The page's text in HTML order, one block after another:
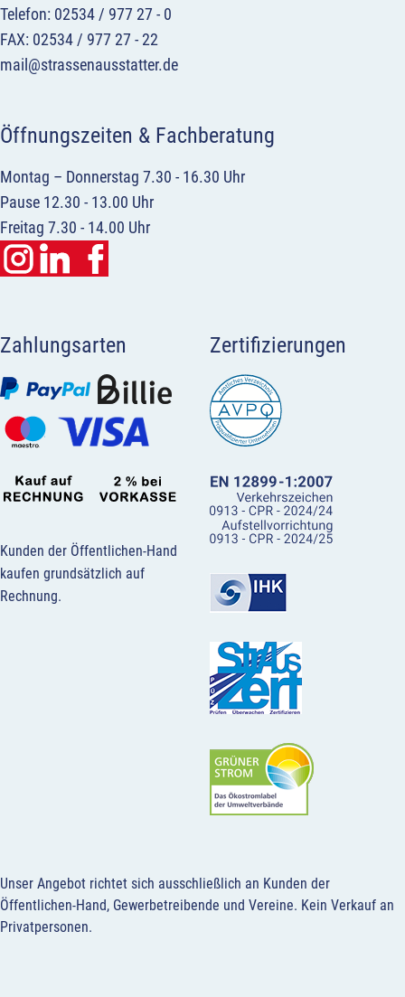
Telefon: 02534 / 977 27 - 0
FAX: 02534 / 977 27 - 22
mail@strassenausstatter.de
Öffnungszeiten & Fachberatung
Montag – Donnerstag 7.30 - 16.30 Uhr
Pause 12.30 - 13.00 Uhr
Freitag 7.30 - 14.00 Uhr
Zahlungsarten
Kunden der Öffentlichen-Hand
kaufen grundsätzlich auf
Rechnung.
Zertifizierungen
Unser Angebot richtet sich ausschließlich an Kunden der
Öffentlichen-Hand, Gewerbetreibende und Vereine. Kein Verkauf an
Privatpersonen.